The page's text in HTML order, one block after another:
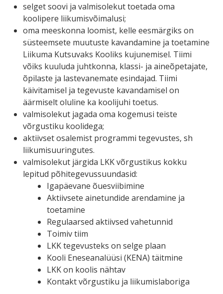
selget soovi ja valmisolekut toetada oma
koolipere liikumisvõimalusi;
oma meeskonna loomist, kelle eesmärgiks on
süsteemsete muutuste kavandamine ja toetamine
Liikuma Kutsuvaks Kooliks kujunemisel. Tiimi
võiks kuuluda juhtkonna, klassi- ja aineõpetajate,
õpilaste ja lastevanemate esindajad. Tiimi
käivitamisel ja tegevuste kavandamisel on
äärmiselt oluline ka koolijuhi toetus.
valmisolekut jagada oma kogemusi teiste
võrgustiku koolidega;
aktiivset osalemist programmi tegevustes, sh
liikumisuuringutes.
valmisolekut järgida LKK võrgustikus kokku
lepitud põhitegevussuundasid:
Igapäevane õuesviibimine
Aktiivsete ainetundide arendamine ja
toetamine
Regulaarsed aktiivsed vahetunnid
Toimiv tiim
LKK tegevusteks on selge plaan
Kooli Eneseanalüüsi (KENA) täitmine
LKK on koolis nähtav
Kontakt võrgustiku ja liikumislaboriga